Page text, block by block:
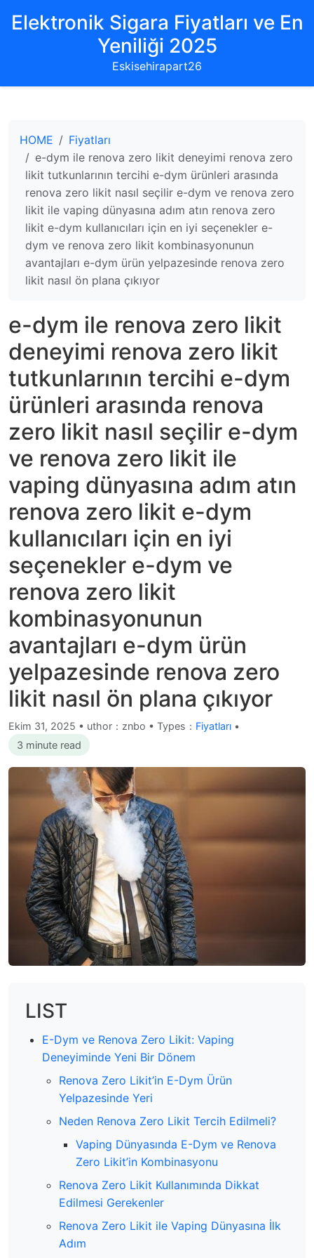
Elektronik Sigara Fiyatları ve En
Yeniliği 2025
Eskisehirapart26
HOME
Fiyatları
e-dym ile renova zero likit deneyimi renova zero
likit tutkunlarının tercihi e-dym ürünleri arasında
renova zero likit nasıl seçilir e-dym ve renova zero
likit ile vaping dünyasına adım atın renova zero
likit e-dym kullanıcıları için en iyi seçenekler e-
dym ve renova zero likit kombinasyonunun
avantajları e-dym ürün yelpazesinde renova zero
likit nasıl ön plana çıkıyor
e-dym ile renova zero likit
deneyimi renova zero likit
tutkunlarının tercihi e-dym
ürünleri arasında renova
zero likit nasıl seçilir e-dym
ve renova zero likit ile
vaping dünyasına adım atın
renova zero likit e-dym
kullanıcıları için en iyi
seçenekler e-dym ve
renova zero likit
kombinasyonunun
avantajları e-dym ürün
yelpazesinde renova zero
likit nasıl ön plana çıkıyor
Ekim 31, 2025 • uthor：znbo • Types： Fiyatları •
3 minute read
LIST
E-Dym ve Renova Zero Likit: Vaping
Deneyiminde Yeni Bir Dönem
Renova Zero Likit’in E-Dym Ürün
Yelpazesinde Yeri
Neden Renova Zero Likit Tercih Edilmeli?
Vaping Dünyasında E-Dym ve Renova
Zero Likit’in Kombinasyonu
Renova Zero Likit Kullanımında Dikkat
Edilmesi Gerekenler
Renova Zero Likit ile Vaping Dünyasına İlk
Adım